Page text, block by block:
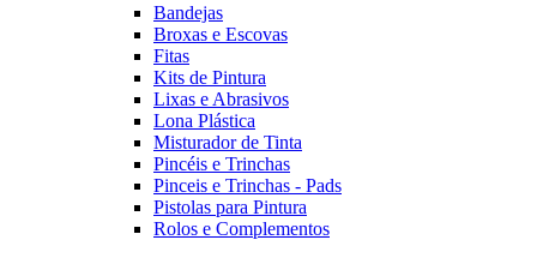
Bandejas
Broxas e Escovas
Fitas
Kits de Pintura
Lixas e Abrasivos
Lona Plástica
Misturador de Tinta
Pincéis e Trinchas
Pinceis e Trinchas - Pads
Pistolas para Pintura
Rolos e Complementos